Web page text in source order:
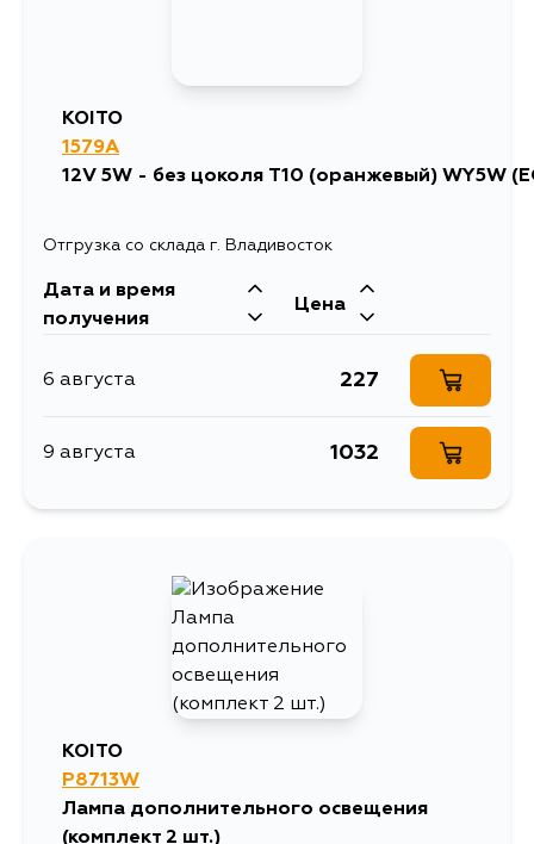
KOITO
1579A
12V 5W - без цоколя T10 (оранжевый) WY5W
Отгрузка со склада г. Владивосток
Дата и время
получения
Цена
6 августа 227
9 августа 1032
KOITO
P8713W
Лампа дополнительного освещения
(комплект 2 шт.)